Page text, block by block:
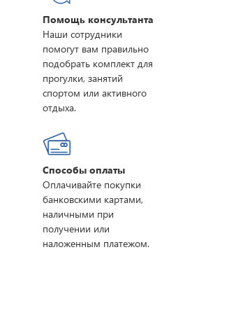
Помощь консультанта
Наши сотрудники
помогут вам правильно
подобрать комплект для
прогулки, занятий
спортом или активного
отдыха.
Способы оплаты
Оплачивайте покупки
банковскими картами,
наличными при
получении или
наложенным платежом.